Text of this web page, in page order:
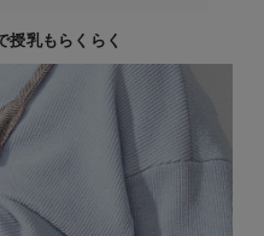
授乳もらくらく